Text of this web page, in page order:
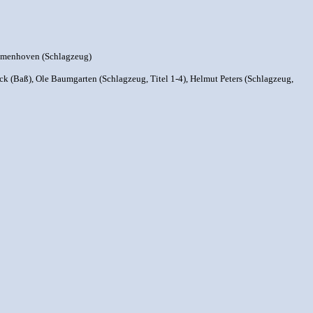
(Schlagzeug)
Ole Baumgarten (Schlagzeug, Titel 1-4), Helmut Peters (Schlagzeug,